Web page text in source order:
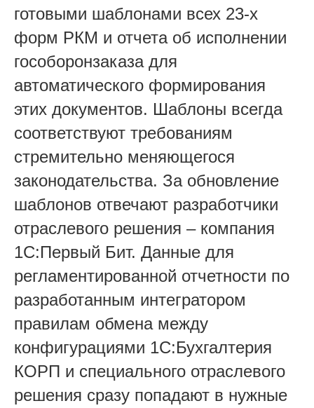
готовыми шаблонами всех 23-х
форм РКМ и отчета об исполнении
гособоронзаказа для
автоматического формирования
этих документов. Шаблоны всегда
соответствуют требованиям
стремительно меняющегося
законодательства. За обновление
шаблонов отвечают разработчики
отраслевого решения – компания
1С:Первый Бит. Данные для
регламентированной отчетности по
разработанным интегратором
правилам обмена между
конфигурациями 1С:Бухгалтерия
КОРП и специального отраслевого
решения сразу попадают в нужные